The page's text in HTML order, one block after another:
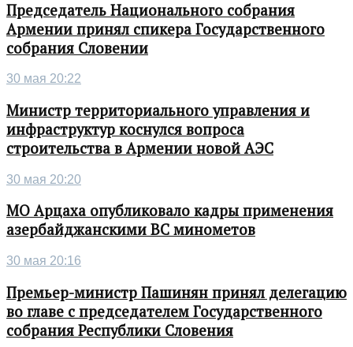
Председатель Национального собрания
Армении принял спикера Государственного
собрания Словении
30 мая 20:22
Министр территориального управления и
инфраструктур коснулся вопроса
строительства в Армении новой АЭС
30 мая 20:20
МО Арцаха опубликовало кадры применения
азербайджанскими ВС минометов
30 мая 20:16
Премьер-министр Пашинян принял делегацию
во главе с председателем Государственного
собрания Республики Словения